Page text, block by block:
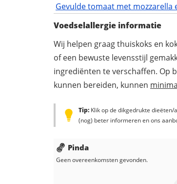
Gevulde tomaat met mozzarella
Voedselallergie informatie
Wij helpen graag thuiskoks en
of een bewuste levensstijl
ingrediënten te verschaffen. Op
kunnen bereiden, kunnen
Tip: Klik op de dikgedrukte
(nog) beter informeren en ons
Pinda
Geen overeenkomsten gevonden.